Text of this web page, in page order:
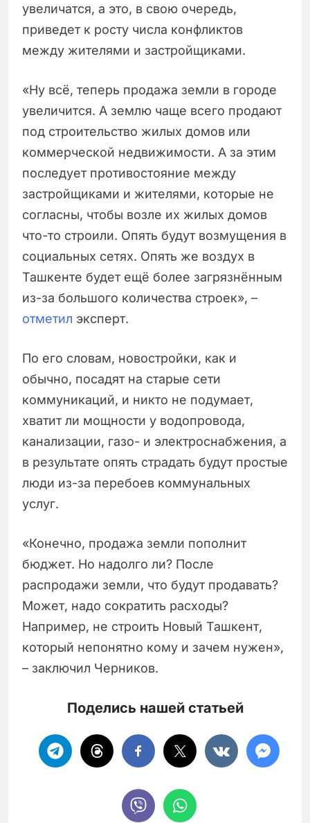
увеличатся, а это, в свою очередь,
приведет к росту числа конфликтов
между жителями и застройщиками.
«Ну всё, теперь продажа земли в городе
увеличится. А землю чаще всего продают
под строительство жилых домов или
коммерческой недвижимости. А за этим
последует противостояние между
застройщиками и жителями, которые не
согласны, чтобы возле их жилых домов
что-то строили. Опять будут возмущения в
социальных сетях. Опять же воздух в
Ташкенте будет ещё более загрязнённым
из-за большого количества строек», –
отметил эксперт.
По его словам, новостройки, как и
обычно, посадят на старые сети
коммуникаций, и никто не подумает,
хватит ли мощности у водопровода,
канализации, газо- и электроснабжения, а
в результате опять страдать будут простые
люди из-за перебоев коммунальных
услуг.
«Конечно, продажа земли пополнит
бюджет. Но надолго ли? После
распродажи земли, что будут продавать?
Может, надо сократить расходы?
Например, не строить Новый Ташкент,
который непонятно кому и зачем нужен»,
– заключил Черников.
Поделись нашей статьей